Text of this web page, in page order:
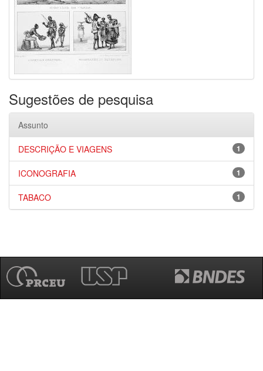
Sugestões de pesquisa
Assunto
1
DESCRIÇÃO E VIAGENS
1
ICONOGRAFIA
1
TABACO